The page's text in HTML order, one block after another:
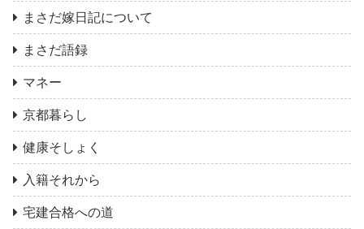
まさだ嫁日記について
まさだ語録
マネー
京都暮らし
健康そしょく
入籍それから
宅建合格への道